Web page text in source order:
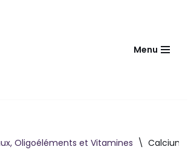
Menu
Oligoéléments et Vitamines \ Calcium